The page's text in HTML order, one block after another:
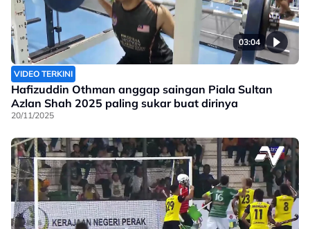
03:04
VIDEO TERKINI
Hafizuddin Othman anggap saingan Piala Sultan
Azlan Shah 2025 paling sukar buat dirinya
20/11/2025